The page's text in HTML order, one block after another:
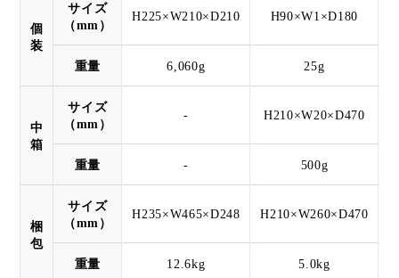
個
装
サイズ
（mm）
H225×W210×D210 H90×W1×D180
重量 6,060g 25g
中
箱
サイズ
（mm）
- H210×W20×D470
重量 - 500g
梱
包
サイズ
（mm）
H235×W465×D248 H210×W260×D470
重量 12.6kg 5.0kg